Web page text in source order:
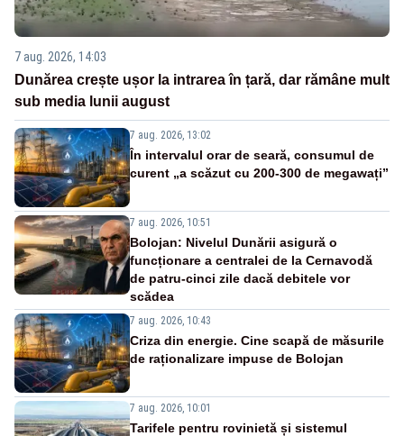
7 aug. 2026, 14:03
Dunărea crește ușor la intrarea în țară, dar rămâne mult
sub media lunii august
7 aug. 2026, 13:02
În intervalul orar de seară, consumul de
curent „a scăzut cu 200-300 de megawați”
7 aug. 2026, 10:51
Bolojan: Nivelul Dunării asigură o
funcționare a centralei de la Cernavodă
de patru-cinci zile dacă debitele vor
scădea
7 aug. 2026, 10:43
Criza din energie. Cine scapă de măsurile
de raționalizare impuse de Bolojan
7 aug. 2026, 10:01
Tarifele pentru rovinietă și sistemul